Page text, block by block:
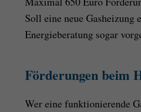
Soll eine neue Gasheizung
Energieberatung sogar
Förderungen beim
Wer eine funktionierende